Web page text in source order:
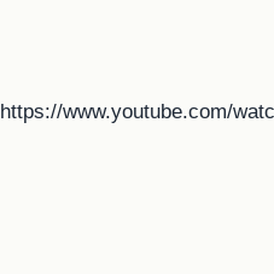
https://www.youtube.com/